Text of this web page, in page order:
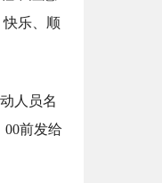
快乐、顺
人员名
00前发给